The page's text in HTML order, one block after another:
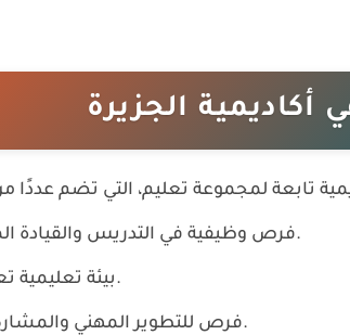
الجزيرة
فرص وظيفية في التدريس والقيادة المدرسية والإرشاد ودعم التعلم.
بيئة تعليمية تعتمد المنهج الوطني الإنجليزي.
فرص للتطوير المهني والمشاركة في تحسين الأداء الأكاديمي.